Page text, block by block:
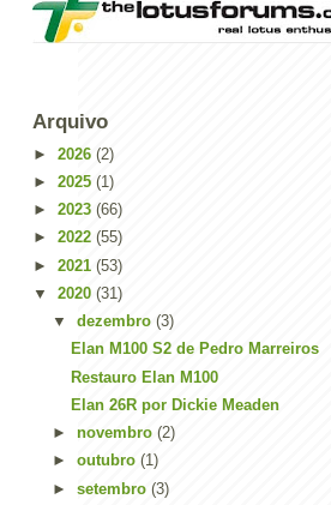
Arquivo
► 2026 (2)
► 2025 (1)
► 2023 (66)
► 2022 (55)
► 2021 (53)
▼ 2020 (31)
▼ dezembro (3)
Elan M100 S2 de Pedro Marreiros
Restauro Elan M100
Elan 26R por Dickie Meaden
► novembro (2)
► outubro (1)
► setembro (3)